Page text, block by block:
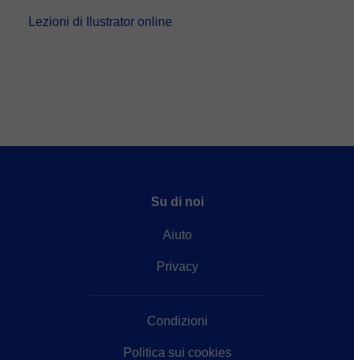
Lezioni di Ilustrator online
Su di noi
Aiuto
Privacy
Condizioni
Politica sui cookies